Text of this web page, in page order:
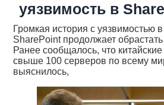
уязвимость в
Громкая история с уязвимостью
SharePoint продолжает
Ранее сообщалось, что
свыше 100 серверов по всему
выяснилось,